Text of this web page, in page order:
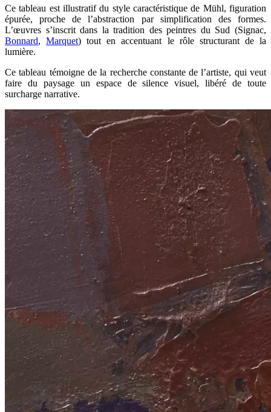
Ce tableau est illustratif du style caractéristique de Mühl, figuration
épurée, proche de l’abstraction par simplification des formes.
L’œuvres s’inscrit dans la tradition des peintres du Sud (Signac,
Bonnard,Marquet) tout en accentuant le rôle structurant de la
lumière.
Ce tableau témoigne de la recherche constante de l’artiste, qui veut
faire du paysage un espace de silence visuel, libéré de toute
surcharge narrative.